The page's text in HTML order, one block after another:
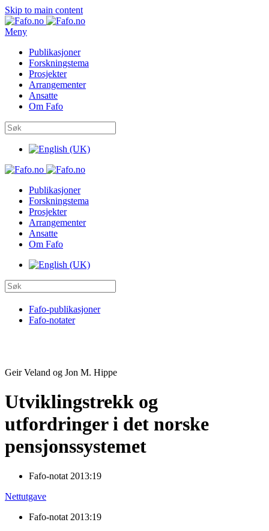
Skip to main content
Meny
Publikasjoner
Forskningstema
Prosjekter
Arrangementer
Ansatte
Om Fafo
Publikasjoner
Forskningstema
Prosjekter
Arrangementer
Ansatte
Om Fafo
Fafo-publikasjoner
Fafo-notater
Geir Veland og Jon M. Hippe
Utviklingstrekk og
utfordringer i det norske
pensjonssystemet
Fafo-notat 2013:19
Nettutgave
Fafo-notat 2013:19